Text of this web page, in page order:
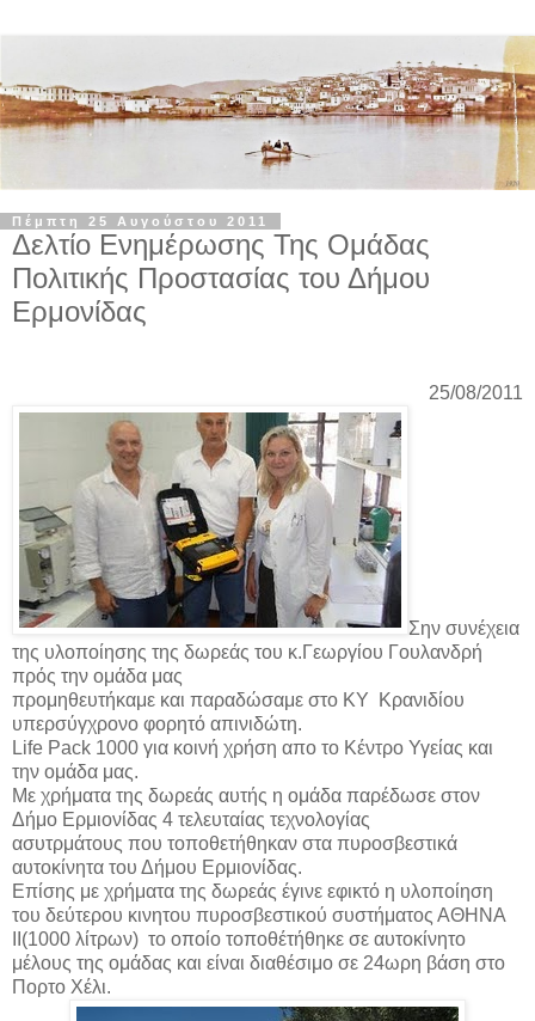
Πέμπτη 25 Αυγούστου 2011
Δελτίο Ενημέρωσης Της Ομάδας
Πολιτικής Προστασίας του Δήμου
Ερμονίδας
25/08/2011
Σην συνέχεια
της υλοποίησης της δωρεάς του κ.Γεωργίου Γουλανδρή
πρός την ομάδα μας
προμηθευτήκαμε και παραδώσαμε στο ΚΥ Κρανιδίου
υπερσύγχρονο φορητό απινιδώτη.
Life Pack 1000 για κοινή χρήση απο το Κέντρο Υγείας και
την ομάδα μας.
Με χρήματα της δωρεάς αυτής η ομάδα παρέδωσε στον
Δήμο Ερμιονίδας 4 τελευταίας τεχνολογίας
ασυτρμάτους που τοποθετήθηκαν στα πυροσβεστικά
αυτοκίνητα του Δήμου Ερμιονίδας.
Επίσης με χρήματα της δωρεάς έγινε εφικτό η υλοποίηση
του δεύτερου κινητου πυροσβεστικού συστήματος ΑΘΗΝΑ
ΙΙ(1000 λίτρων) το οποίο τοποθέτήθηκε σε αυτοκίνητο
μέλους της ομάδας και είναι διαθέσιμο σε 24ωρη βάση στο
Πορτο Χέλι.